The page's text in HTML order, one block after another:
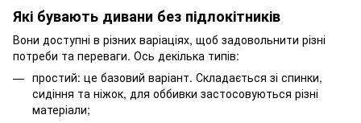
Які бувають дивани без підлокітників
Вони доступні в різних варіаціях, щоб задовольнити різні
потреби та переваги. Ось декілька типів:
простий: це базовий варіант. Складається зі спинки,
сидіння та ніжок, для оббивки застосовуються різні
матеріали;